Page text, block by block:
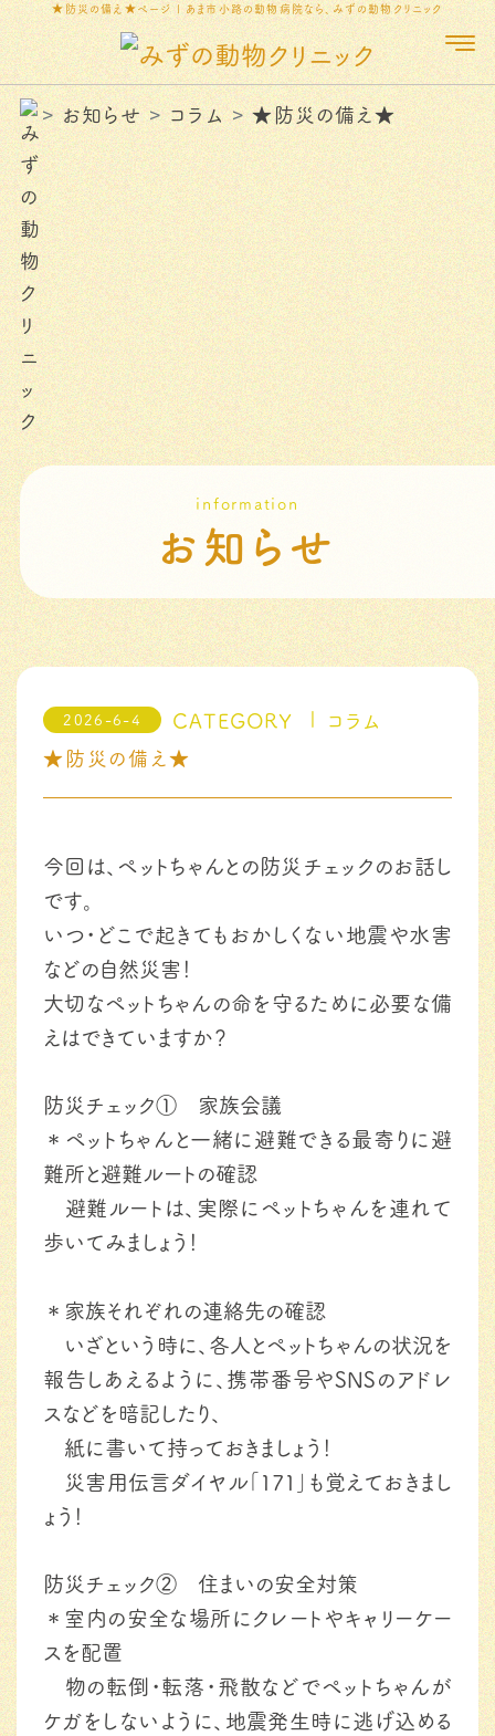
★防災の備え★ページ | あま市小路の動物病院なら、みずの動物クリニック
お知らせ コラム ★防災の備え★
information
お知らせ
2026-6-4 CATEGORY
コラム
★防災の備え★
今回は、ペットちゃんとの防災チェックのお話し
です。
いつ・どこで起きてもおかしくない地震や水害
などの自然災害！
大切なペットちゃんの命を守るために必要な備
えはできていますか？
防災チェック① 家族会議
＊ペットちゃんと一緒に避難できる最寄りに避
難所と避難ルートの確認
避難ルートは、実際にペットちゃんを連れて
歩いてみましょう！
＊家族それぞれの連絡先の確認
いざという時に、各人とペットちゃんの状況を
報告しあえるように、携帯番号やSNSのアドレ
スなどを暗記したり、
紙に書いて持っておきましょう！
災害用伝言ダイヤル｢171｣も覚えておきまし
ょう！
防災チェック② 住まいの安全対策
＊室内の安全な場所にクレートやキャリーケー
スを配置
物の転倒・転落・飛散などでペットちゃんが
ケガをしないように、地震発生時に逃げ込める